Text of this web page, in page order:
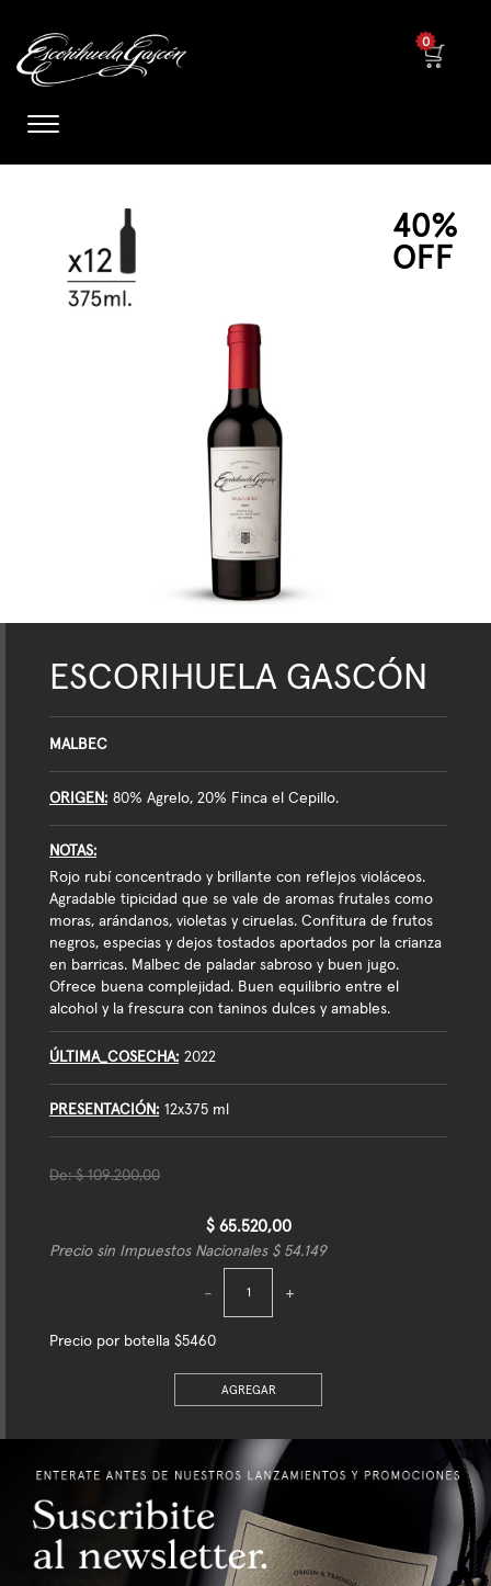
0
40%
OFF
ESCORIHUELA GASCÓN
MALBEC
ORIGEN 80% Agrelo, 20% Finca el Cepillo.
NOTAS
Rojo rubí concentrado y brillante con reflejos violáceos.
Agradable tipicidad que se vale de aromas frutales como
moras, arándanos, violetas y ciruelas. Confitura de frutos
negros, especias y dejos tostados aportados por la crianza
en barricas. Malbec de paladar sabroso y buen jugo.
Ofrece buena complejidad. Buen equilibrio entre el
alcohol y la frescura con taninos dulces y amables.
ÚLTIMA_COSECHA 2022
PRESENTACIÓN 12x375 ml
De:$ 109.200,00
$ 65.520,00
Precio sin Impuestos Nacionales $ 54.149
+
-
Precio por botella $5460
AGREGAR